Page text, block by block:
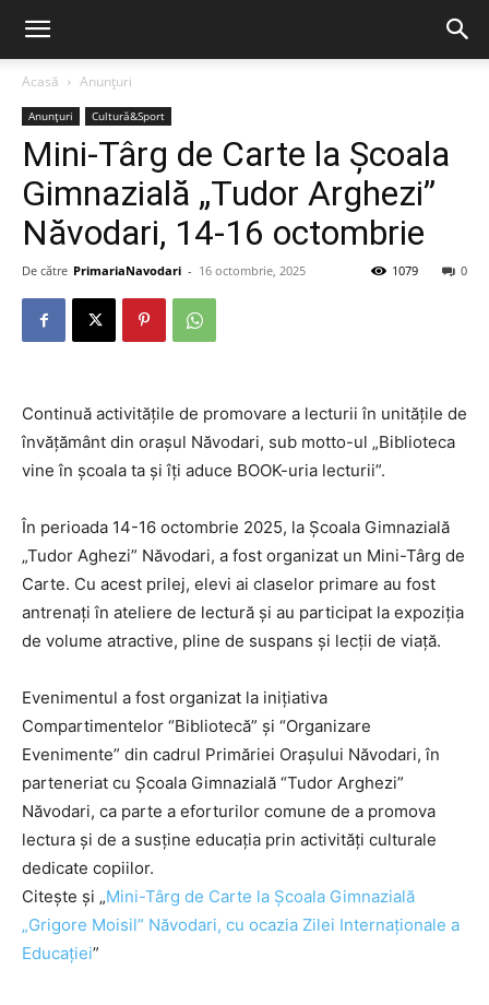
Acasă Anunțuri
Anunțuri Cultură&Sport
Mini-Târg de Carte la Școala
Gimnazială „Tudor Arghezi”
Năvodari, 14-16 octombrie
De către PrimariaNavodari - 16 octombrie, 2025 0
1079
Continuă activitățile de promovare a lecturii în unitățile de
învățământ din orașul Năvodari, sub motto-ul „Biblioteca
vine în școala ta și îți aduce BOOK-uria lecturii”.
În perioada 14-16 octombrie 2025, la Școala Gimnazială
„Tudor Aghezi” Năvodari, a fost organizat un Mini-Târg de
Carte. Cu acest prilej, elevi ai claselor primare au fost
antrenați în ateliere de lectură și au participat la expoziția
de volume atractive, pline de suspans și lecții de viață.
Evenimentul a fost organizat la inițiativa
Compartimentelor “Bibliotecă” și “Organizare
Evenimente” din cadrul Primăriei Orașului Năvodari, în
parteneriat cu Școala Gimnazială “Tudor Arghezi”
Năvodari, ca parte a eforturilor comune de a promova
lectura și de a susține educația prin activități culturale
dedicate copiilor.
Citește și „Mini-Târg de Carte la Școala Gimnazială
„Grigore Moisil” Năvodari, cu ocazia Zilei Internaționale a
Educației”